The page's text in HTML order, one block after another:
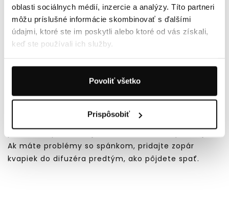
oblasti sociálnych médií, inzercie a analýzy. Títo partneri
môžu príslušné informácie skombinovať s ďalšími
údajmi, ktoré ste im poskytli alebo ktoré od vás získali,
keď ste používali ich služby.
Povoliť všetko
Prispôsobiť
OLEJA
Vytvára pocit pokoja a bojuje proti nervovému
napätiu
Úrychluje proces hojenia a zmierňuje bolesti
AKO LEVANDULOVÝ OLEJ POUŽÍVAŤ?
Tento esenciálny olej môžeme bezpečne aplikovať
priamo na pokožku aj bez riedenia s nosným olejom.
Ak máte problémy so spánkom, pridajte zopár
kvapiek do difuzéra predtým, ako pôjdete spať.